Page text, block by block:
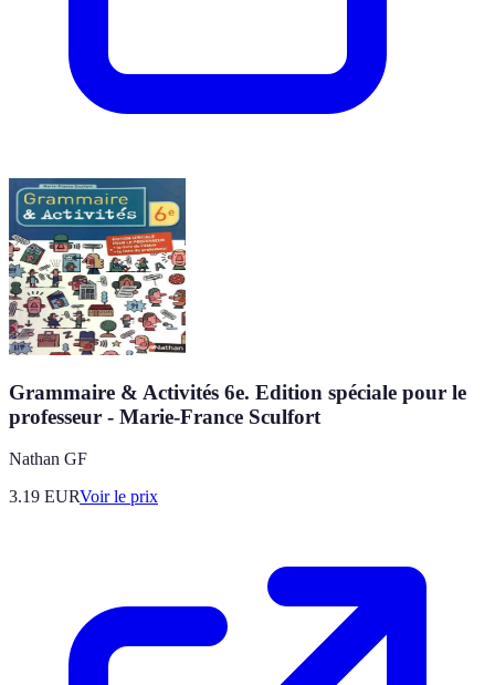
Grammaire & Activités 6e. Edition spéciale pour le
professeur - Marie-France Sculfort
Nathan GF
3.19 EURVoir le prix